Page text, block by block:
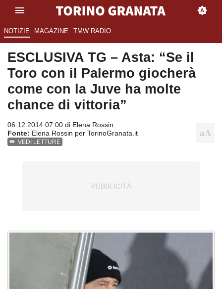
NOTIZIE MAGAZINE TMW RADIO
ESCLUSIVA TG – Asta: “Se il
Toro con il Palermo giocherà
come con la Juve ha molte
chance di vittoria”
06.12.2014 07:00 di Elena Rossin
Fonte: Elena Rossin per TorinoGranata.it
VEDI LETTURE